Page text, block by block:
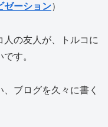
ゼーション）
の友人が、トルコに
す。
ブログを久々に書く